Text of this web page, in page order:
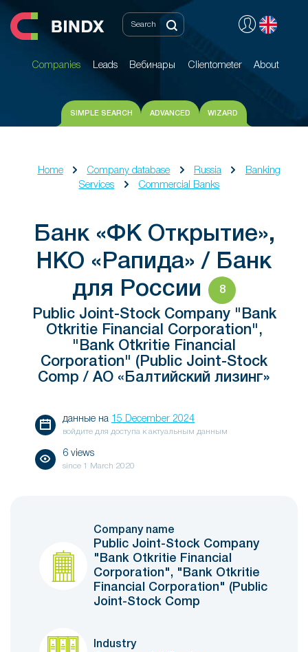
Companies Leads Вебинары Clientometer About
Companies Leads Вебинары Clientometer About
SIMPLE SEARCH ADVANCED WIZARD
Home Company database Russia
Banking
Services
Commercial Banks
Банк «ФК Открытие»,
НКО «Рапида» / Банк
для России
8
Public Joint-Stock Company "Bank
Otkritie Financial Corporation",
"Bank Otkritie Financial
Corporation" (Public Joint-Stock
Comp / АО «Балтийский лизинг»
данные на 15 December 2024
войдите для доступа к актуальным данным
6 views
since 1 March 2020
Company name
Public Joint-Stock Company
"Bank Otkritie Financial
Corporation", "Bank Otkritie
Financial Corporation" (Public
Joint-Stock Comp
Industry